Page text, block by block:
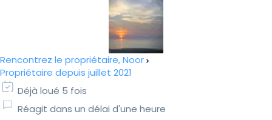
Rencontrez le propriétaire, Noor
Propriétaire depuis juillet 2021
Déjà loué 5 fois
Réagit dans un délai d'une heure